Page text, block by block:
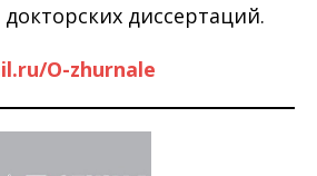
диссертаций.
O-zhurnale